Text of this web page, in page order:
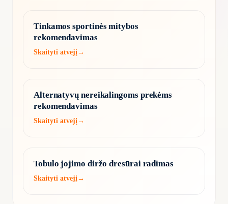
Tinkamos sportinės mitybos
rekomendavimas
Skaityti atvejį→
Alternatyvų nereikalingoms prekėms
rekomendavimas
Skaityti atvejį→
Tobulo jojimo diržo dresūrai radimas
Skaityti atvejį→